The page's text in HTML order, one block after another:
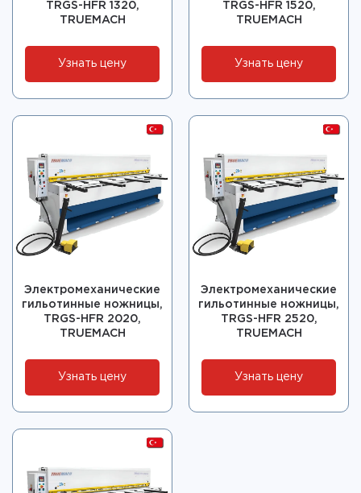
TRGS-HFR 1320,
TRUEMACH
Узнать цену
TRGS-HFR 1520,
TRUEMACH
Узнать цену
Электромеханические
гильотинные ножницы,
TRGS-HFR 2020,
TRUEMACH
Узнать цену
Электромеханические
гильотинные ножницы,
TRGS-HFR 2520,
TRUEMACH
Узнать цену